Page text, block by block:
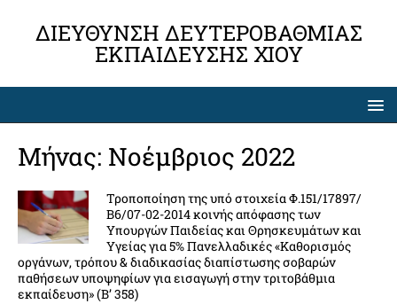
ΔΙΕΎΘΥΝΣΗ ΔΕΥΤΕΡΟΒΆΘΜΙΑΣ
ΕΚΠΑΊΔΕΥΣΗΣ ΧΊΟΥ
Μήνας: Νοέμβριος 2022
Τροποποίηση της υπό στοιχεία Φ.151/17897/
Β6/07-02-2014 κοινής απόφασης των
Υπουργών Παιδείας και Θρησκευμάτων και
Υγείας για 5% Πανελλαδικές «Καθορισμός
οργάνων, τρόπου & διαδικασίας διαπίστωσης σοβαρών
παθήσεων υποψηφίων για εισαγωγή στην τριτοβάθμια
εκπαίδευση» (Β’ 358)